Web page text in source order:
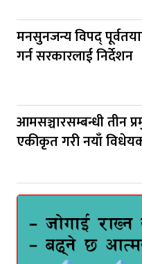
मनसुनजन्य विपद्
गर्न सरकारलाई निर्देशन
आमसञ्चारसम्बन्धी तीन
एकीकृत गरी नयाँ